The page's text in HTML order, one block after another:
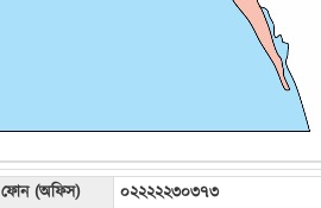
ফোন (অফিস)
০২২২২২৩০৩৭৩